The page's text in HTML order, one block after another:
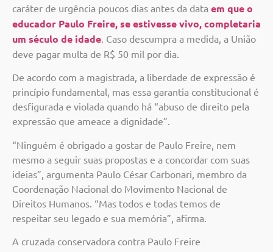
caráter de urgência poucos dias antes da data em que o
educador Paulo Freire, se estivesse vivo, completaria
um século de idade . Caso descumpra a medida, a União
deve pagar multa de R$ 50 mil por dia.
De acordo com a magistrada, a liberdade de expressão é
princípio fundamental, mas essa garantia constitucional é
desfigurada e violada quando há “abuso de direito pela
expressão que ameace a dignidade”.
“Ninguém é obrigado a gostar de Paulo Freire, nem
mesmo a seguir suas propostas e a concordar com suas
ideias”, argumenta Paulo César Carbonari, membro da
Coordenação Nacional do Movimento Nacional de
Direitos Humanos. “Mas todos e todas temos de
respeitar seu legado e sua memória”, afirma.
A cruzada conservadora contra Paulo Freire